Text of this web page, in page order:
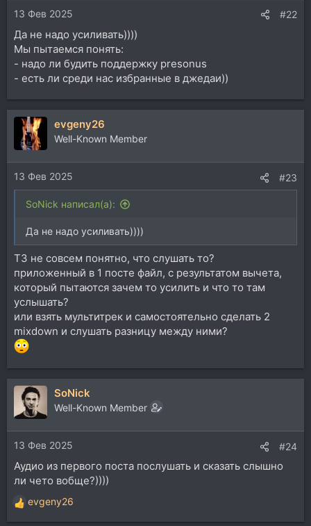
13 Фев 2025 #22
Да не надо усиливать))))
Мы пытаемся понять:
- надо ли будить поддержку presonus
- есть ли среди нас избранные в джедаи))
evgeny26
Well-Known Member
13 Фев 2025 #23
SoNick написал(а):
Да не надо усиливать))))
ТЗ не совсем понятно, что слушать то?
приложенный в 1 посте файл, с результатом вычета,
который пытаются зачем то усилить и что то там
услышать?
или взять мультитрек и самостоятельно сделать 2
mixdown и слушать разницу между ними?
SoNick
Well-Known Member
13 Фев 2025 #24
Аудио из первого поста послушать и сказать слышно
ли чето вобще?))))
Р
е
evgeny26